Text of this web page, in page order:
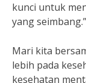
kunci untuk
yang seimbang.”
Mari kita
lebih pada
kesehatan